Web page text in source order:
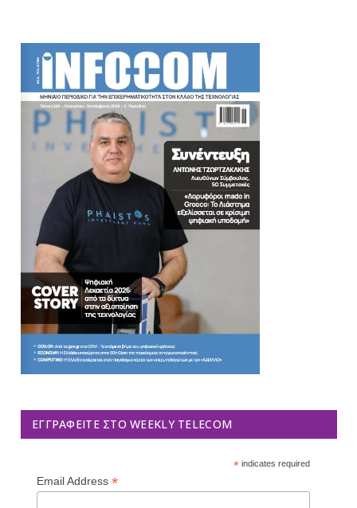
ΕΓΓΡΑΦΕΊΤΕ ΣΤΟ WEEKLY TELECOM
*indicates required
Email Address *